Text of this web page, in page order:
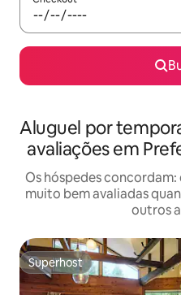
Aluguel por
avaliações em
Os hóspedes
muito bem avaliadas
outros
Superhost
Superhost